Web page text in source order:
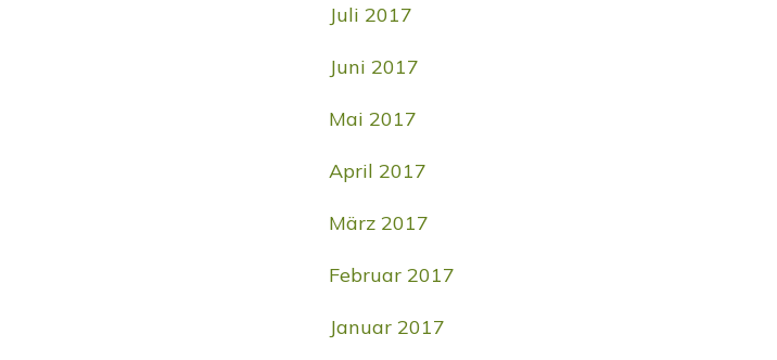
Juli 2017
Juni 2017
Mai 2017
April 2017
März 2017
Februar 2017
Januar 2017